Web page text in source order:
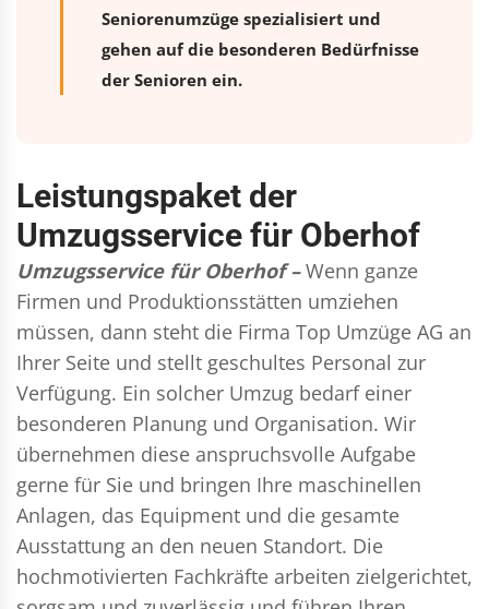
Seniorenumzüge spezialisiert und
gehen auf die besonderen Bedürfnisse
der Senioren ein.
Leistungspaket der
Umzugsservice für Oberhof
Umzugsservice für Oberhof – Wenn ganze
Firmen und Produktionsstätten umziehen
müssen, dann steht die Firma Top Umzüge AG an
Ihrer Seite und stellt geschultes Personal zur
Verfügung. Ein solcher Umzug bedarf einer
besonderen Planung und Organisation. Wir
übernehmen diese anspruchsvolle Aufgabe
gerne für Sie und bringen Ihre maschinellen
Anlagen, das Equipment und die gesamte
Ausstattung an den neuen Standort. Die
hochmotivierten Fachkräfte arbeiten zielgerichtet,